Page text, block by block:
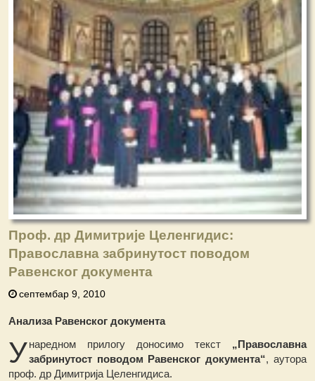
Проф. др Димитрије Целенгидис:
Православна забринутост поводом
Равенског документа
септембар 9, 2010
Анализа Равенског документа
Унаредном прилогу доносимо текст „Православна
забринутост поводом Равенског документа“, аутора
проф. др Димитрија Целенгидиса.